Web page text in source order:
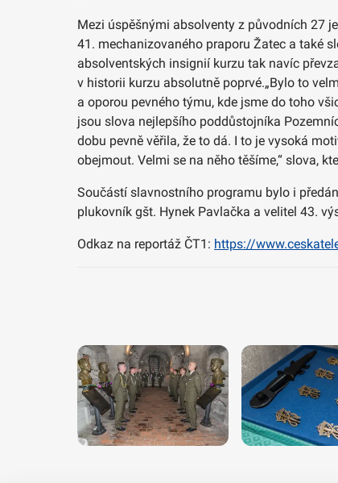
Mezi úspěšnými absolventy z původních 27
41. mechanizovaného praporu Žatec a také
absolventských insignií kurzu tak navíc
v historii kurzu absolutně poprvé.„Bylo to
a oporou pevného týmu, kde jsme do toho
jsou slova nejlepšího poddůstojníka
dobu pevně věřila, že to dá. I to je vysoká
obejmout. Velmi se na něho těšíme,“ slova,
Součástí slavnostního programu bylo i
plukovník gšt. Hynek Pavlačka a velitel 43.
Odkaz na reportáž ČT1: https://